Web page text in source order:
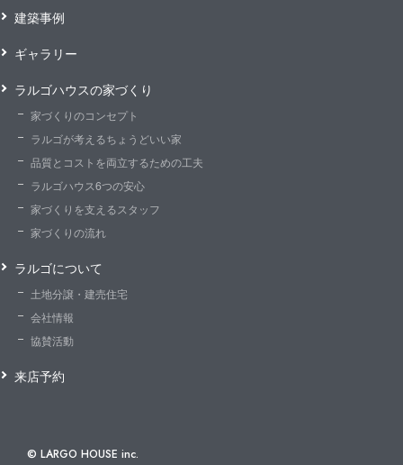
建築事例
ギャラリー
ラルゴハウスの家づくり
家づくりのコンセプト
ラルゴが考えるちょうどいい家
品質とコストを両立するための工夫
ラルゴハウス6つの安心
家づくりを支えるスタッフ
家づくりの流れ
ラルゴについて
土地分譲・建売住宅
会社情報
協賛活動
来店予約
© LARGO HOUSE inc.